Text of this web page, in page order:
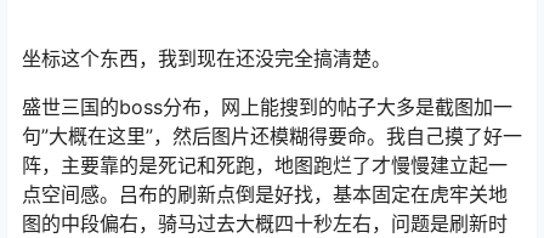
坐标这个东西，我到现在还没完全搞清楚。
盛世三国的boss分布，网上能搜到的帖子大多是截图加一
句”大概在这里”，然后图片还模糊得要命。我自己摸了好一
阵，主要靠的是死记和死跑，地图跑烂了才慢慢建立起一
点空间感。吕布的刷新点倒是好找，基本固定在虎牢关地
图的中段偏右，骑马过去大概四十秒左右，问题是刷新时